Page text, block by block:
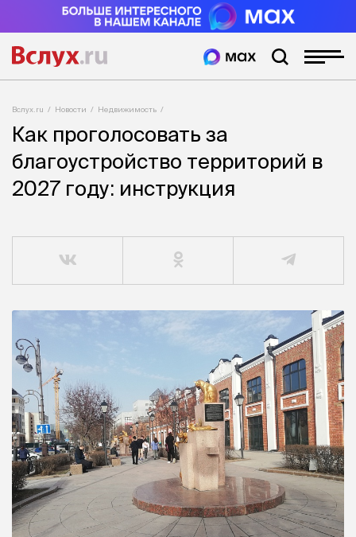
Вслух.ru Новости Недвижимость
Как проголосовать за
благоустройство территорий в
2027 году: инструкция